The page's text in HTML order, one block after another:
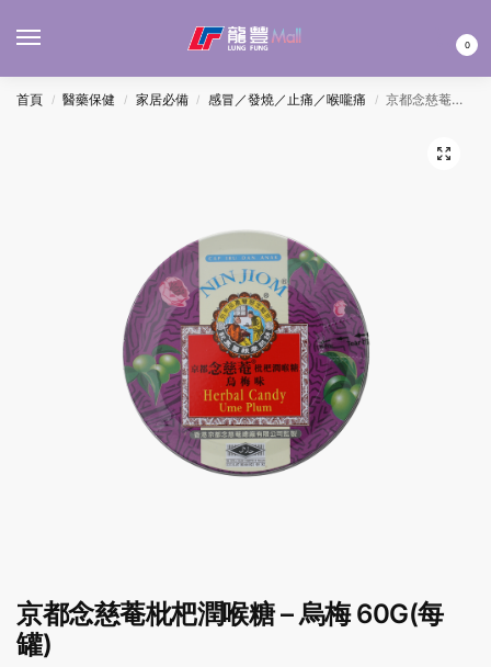
0
首頁 / 醫藥保健 / 家居必備 / 感冒／發燒／止痛／喉嚨痛 / 京都念慈菴枇杷潤喉糖 – 烏梅 60G(每罐)
京都念慈菴枇杷潤喉糖 – 烏梅 60G(每
罐)